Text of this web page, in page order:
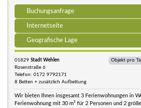
Buchungsanfrage
Internetseite
Geografische Lage
01829 Stadt Wehlen
Rosenstraße 6
Telefon: 0172 9792171
8 Betten + zusätzlich Aufbettung
Objekt pro
Wir bieten Ihnen insgesamt 3 Ferienwohnungen in
Ferienwohnung mit 30 m² für 2 Personen und 2